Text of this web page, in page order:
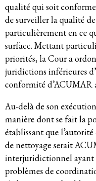
qualité qui soit
de surveiller la qualité
particulièrement en ce
surface. Mettant
priorités, la Cour a
juridictions inférieures
conformité d’ACUMAR
Au-delà de son
manière dont se fait la
établissant que
de nettoyage serait
interjuridictionnel ayant
problèmes de